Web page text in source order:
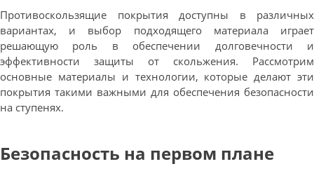
Противоскользящие покрытия доступны в различных
вариантах, и выбор подходящего материала играет
решающую роль в обеспечении долговечности и
эффективности защиты от скольжения. Рассмотрим
основные материалы и технологии, которые делают эти
покрытия такими важными для обеспечения безопасности
на ступенях.
Безопасность на первом плане